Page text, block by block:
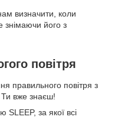
визначити, коли
знімаючи його з
повітря
правильного повітря з
вже знаєш!
SLEEP, за якої всі